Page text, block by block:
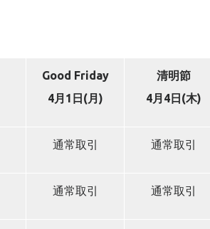
Good Friday
4月1日(月)
清明節
4月4日(木)
通常取引 通常取引
通常取引 通常取引